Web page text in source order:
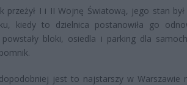
przeżył I i II Wojnę Światową, jego stan
kiedy to dzielnica postanowiła go
powstały bloki, osiedla i parking dla
jest to najstarszy w Warszawie